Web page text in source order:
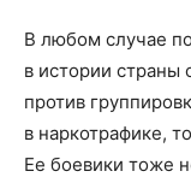
В любом случае
в истории страны
против
в наркотрафике,
Ее боевики тоже